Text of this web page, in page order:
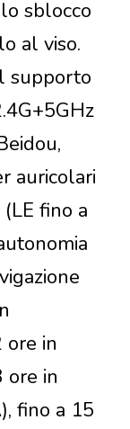
sblocco
al viso.
supporto
auricolari
fino a
ore in
ore in
fino a 15